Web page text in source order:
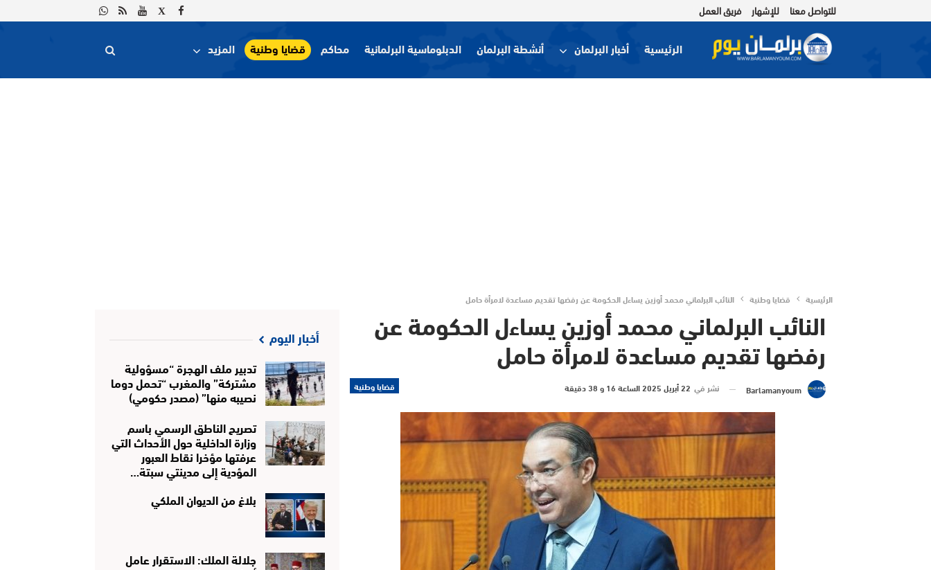
للتواصل معنا للإشهار فريق العمل
الرئيسية أخبار البرلمان أنشطة البرلمان الدبلوماسية البرلمانية محاكم قضايا وطنية المزيد
الرئيسية قضايا وطنية النائب البرلماني محمد أوزين يساءل الحكومة عن رفضها تقديم مساعدة لامرأة حامل
النائب البرلماني محمد أوزين يساءل الحكومة عن
رفضها تقديم مساعدة لامرأة حامل
قضايا وطنية Barlamanyoum نشر في 22 أبريل 2025 الساعة 16 و 38 دقيقة
أخبار اليوم
تدبير ملف الهجرة “مسؤولية
مشتركة” والمغرب “تحمل دوما
نصيبه منها” (مصدر حكومي)
تصريح الناطق الرسمي باسم
وزارة الداخلية حول الأحداث التي
عرفتها مؤخرا نقاط العبور
المؤدية إلى مدينتي سبتة…
بلاغ من الديوان الملكي
جلالة الملك: الاستقرار عامل